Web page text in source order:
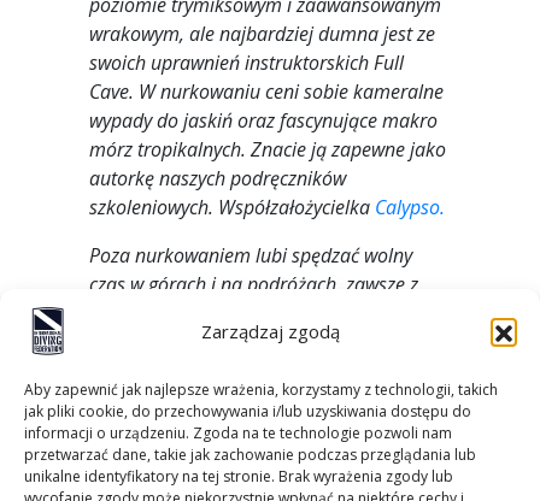
Zarządzaj zgodą
Aby zapewnić jak najlepsze wrażenia, korzystamy z technologii, takich
jak pliki cookie, do przechowywania i/lub uzyskiwania dostępu do
informacji o urządzeniu. Zgoda na te technologie pozwoli nam
przetwarzać dane, takie jak zachowanie podczas przeglądania lub
unikalne identyfikatory na tej stronie. Brak wyrażenia zgody lub
wrakowym, ale najbardziej dumna jest ze
swoich uprawnień instruktorskich Full
Cave. W nurkowaniu ceni sobie kameralne
wypady do jaskiń oraz fascynujące makro
mórz tropikalnych. Znacie ją zapewne jako
autorkę naszych podręczników
szkoleniowych. Współzałożycielka Calypso.
Poza nurkowaniem lubi spędzać wolny
czas w górach i na podróżach, zawsze z